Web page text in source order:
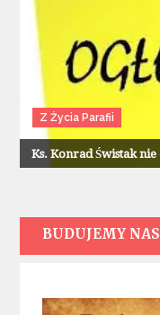
Z Życia Parafii
Ks. Konrad Świstak
BUDUJEMY